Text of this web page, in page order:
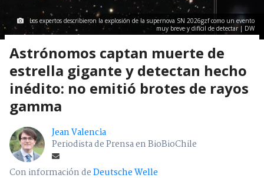
Los expertos describieron la explosión de la supernova SN 2026gzf como un evento
muy breve y difícil de detectar | DW
Astrónomos captan muerte de
estrella gigante y detectan hecho
inédito: no emitió brotes de rayos
gamma
Jean Valencia
Periodista de Prensa en BioBioChile
Con información deDeutsche Welle